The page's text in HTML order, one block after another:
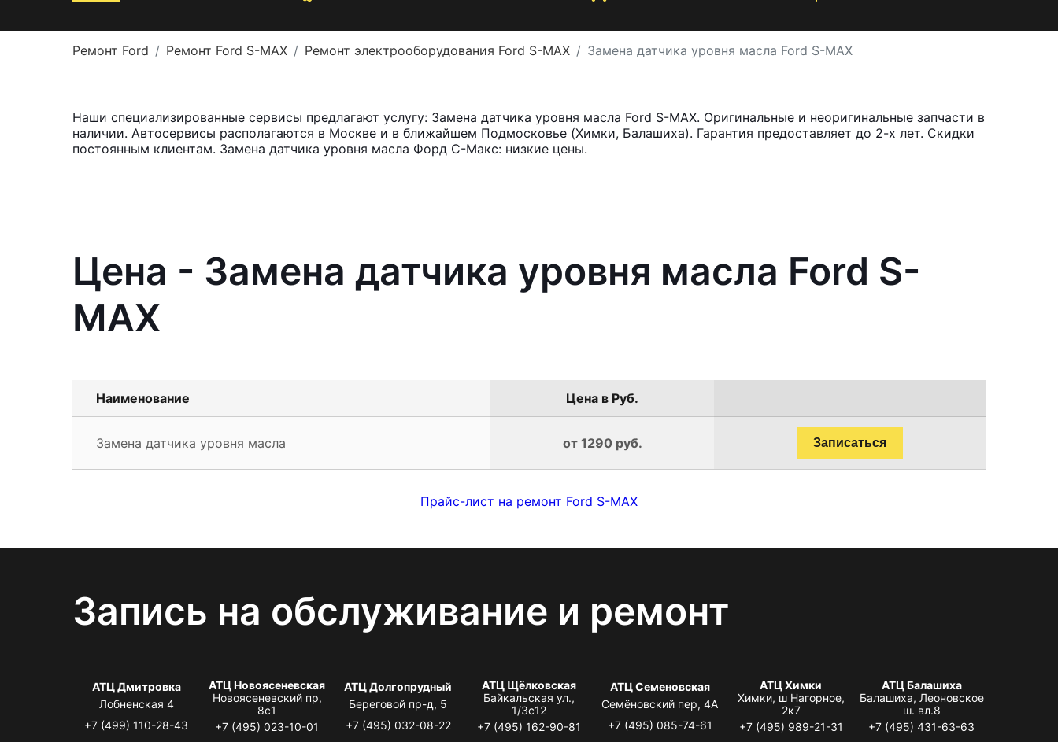
Ремонт Ford Ремонт Ford S-MAX Ремонт электрооборудования Ford S-MAX Замена датчика уровня масла Ford S-MAX
Наши специализированные сервисы предлагают услугу: Замена датчика уровня масла Ford S-MAX. Оригинальные и неоригинальные запчасти в
наличии. Автосервисы располагаются в Москве и в ближайшем Подмосковье (Химки, Балашиха). Гарантия предоставляет до 2-х лет. Скидки
постоянным клиентам. Замена датчика уровня масла Форд С-Макс: низкие цены.
Цена - Замена датчика уровня масла Ford S-
MAX
Наименование Цена в Руб.
Замена датчика уровня масла от 1290 руб. Записаться
Прайс-лист на ремонт Ford S-MAX
Запись на обслуживание и ремонт
АТЦ Дмитровка
Лобненская 4
+7 (499) 110-28-43
АТЦ Новоясеневская
Новоясеневский пр,
8с1
+7 (495) 023-10-01
АТЦ Долгопрудный
Береговой пр-д, 5
+7 (495) 032-08-22
АТЦ Щёлковская
Байкальская ул.,
1/3с12
+7 (495) 162-90-81
АТЦ Семеновская
Семёновский пер, 4А
+7 (495) 085-74-61
АТЦ Химки
Химки, ш Нагорное,
2к7
+7 (495) 989-21-31
АТЦ Балашиха
Балашиха, Леоновское
ш. вл.8
+7 (495) 431-63-63